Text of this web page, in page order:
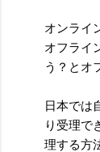
オンライ
オフライ
う？とオ
日本では
り受理で
理する方